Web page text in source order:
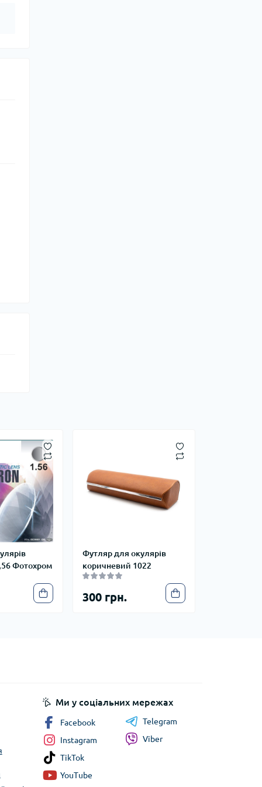
Фотохром
Футляр для окулярів
коричневий 1022
300 грн.
Ми у соціальних мережах
Facebook
Instagram
TikTok
YouTube
Telegram
Viber